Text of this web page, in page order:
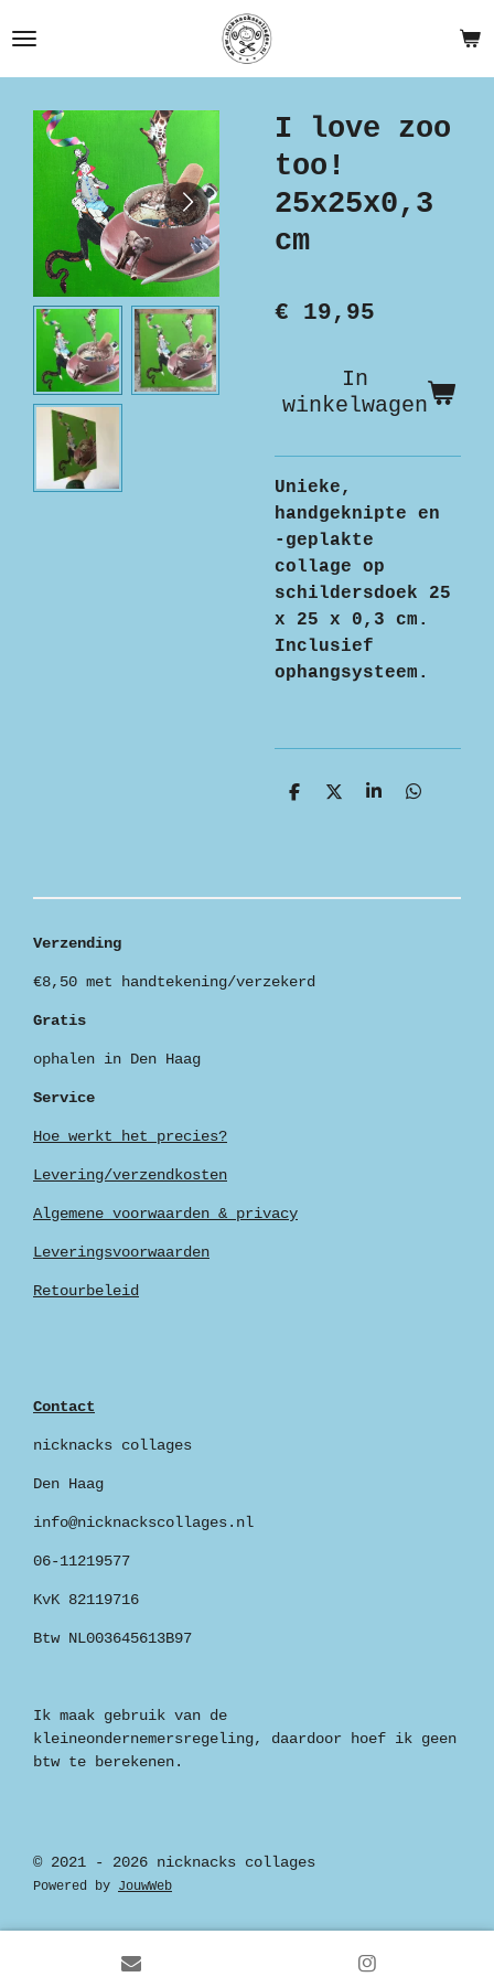
direct
naar
hoofdinhoud
I love zoo
too!
25x25x0,3
cm
€ 19,95
In
winkelwagen
Unieke,
handgeknipte en
-geplakte
collage op
schildersdoek 25
x 25 x 0,3 cm.
Inclusief
ophangsysteem.
D
D
S
D
Verzending
€8,50 met handtekening/verzekerd
Gratis
ophalen in Den Haag
Service
Hoe werkt het precies?
Levering/verzendkosten
Algemene voorwaarden & privacy
Leveringsvoorwaarden
Retourbeleid
Contact
nicknacks collages
Den Haag
info@nicknackscollages.nl
06-11219577
KvK 82119716
Btw NL003645613B97
Ik maak gebruik van de
kleineondernemersregeling, daardoor hoef ik geen
btw te berekenen.
© 2021 - 2026 nicknacks collages
Powered by JouwWeb